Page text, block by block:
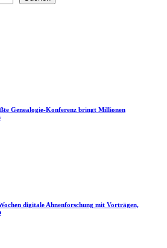
Genealogie-Konferenz bringt Millionen
digitale Ahnenforschung mit Vorträgen,